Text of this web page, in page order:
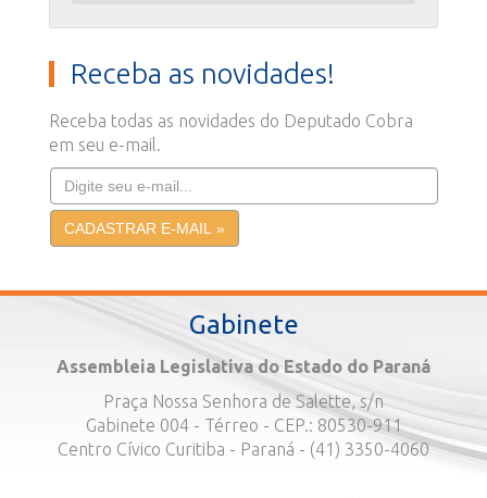
Receba as novidades!
Receba todas as novidades do Deputado Cobra
em seu e-mail.
Gabinete
Assembleia Legislativa do Estado do Paraná
Praça Nossa Senhora de Salette, s/n
Gabinete 004 - Térreo - CEP.: 80530-911
Centro Cívico Curitiba - Paraná - (41) 3350-4060